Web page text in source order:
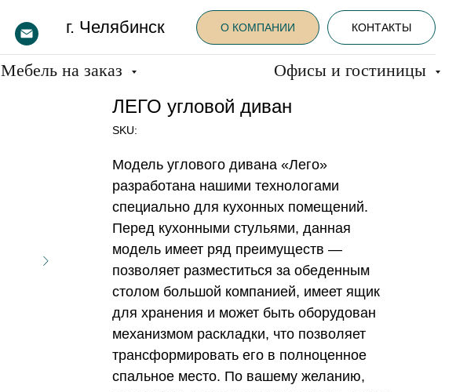
г. Челябинск О КОМПАНИИ КОНТАКТЫ
Мебель на заказ Офисы и гостиницы
ЛЕГО угловой диван
SKU:
Модель углового дивана «Лего»
разработана нашими технологами
специально для кухонных помещений.
Перед кухонными стульями, данная
модель имеет ряд преимуществ —
позволяет разместиться за обеденным
столом большой компанией, имеет ящик
для хранения и может быть оборудован
механизмом раскладки, что позволяет
трансформировать его в полноценное
спальное место. По вашему желанию,